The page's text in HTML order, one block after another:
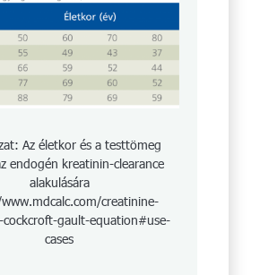
Az életkor és a testtömeg
endogén kreatinin-clearance
alakulására
creatinine-
cockcroft-gault-equation#use-
cases